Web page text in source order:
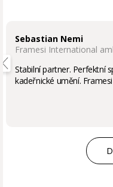
Sebastian Nemi
Framesi International
Stabilní partner. Perfektní
kadeřnické umění.